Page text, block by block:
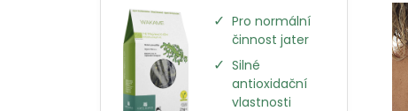
✓ Pro normální
činnost jater
✓ Silné
antioxidační
vlastnosti